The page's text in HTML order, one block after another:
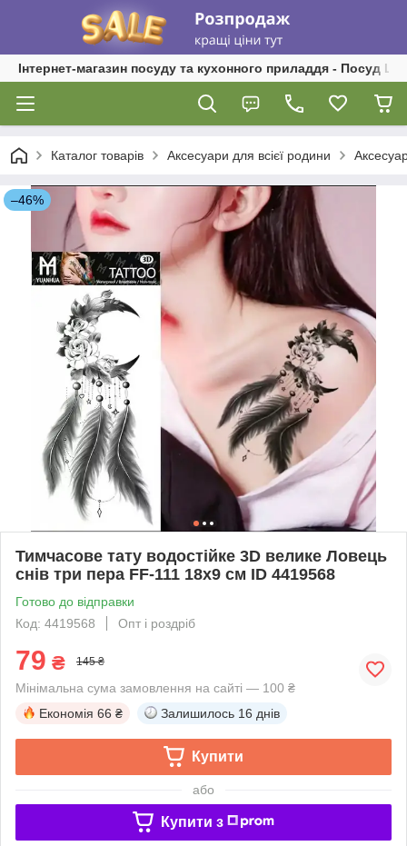
Інтернет-магазин посуду та кухонного приладдя - Посуд
Каталог товарів Аксесуари для всієї родини
–46%
Тимчасове тату водостійке 3D велике Ловець
снів три пера FF-111 18х9 см ID 4419568
Готово до відправки
Код: 4419568
Опт і роздріб
79 ₴ 145 ₴
Мінімальна сума замовлення на сайті — 100 ₴
Економія 66 ₴ Залишилось 16 днів
Купити
або
Купити з